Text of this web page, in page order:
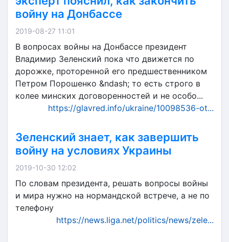
войну на Донбассе
2019-08-27 11:01
В вопросах войны на Донбассе президент
Владимир Зеленский пока что движется по
дорожке, проторенной его предшественником
Петром Порошенко &ndash; то есть строго в
колее минских договоренностей и не особо...
https://glavred.info/ukraine/10098536-ot...
Зеленский знает, как завершить
войну на условиях Украины
2019-10-30 12:02
По словам президента, решать вопросы войны
и мира нужно на нормандской встрече, а не по
телефону
https://news.liga.net/politics/news/zele...